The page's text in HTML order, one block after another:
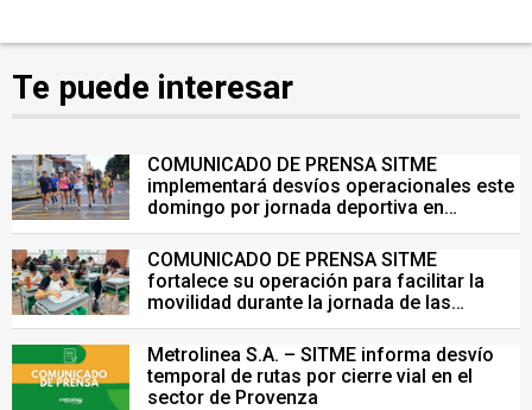
Te puede interesar
COMUNICADO DE PRENSA SITME
implementará desvíos operacionales este
domingo por jornada deportiva en
Bucaramanga
COMUNICADO DE PRENSA SITME
fortalece su operación para facilitar la
movilidad durante la jornada de las
Pruebas Saber del 26 de julio
Metrolinea S.A. – SITME informa desvío
temporal de rutas por cierre vial en el
sector de Provenza